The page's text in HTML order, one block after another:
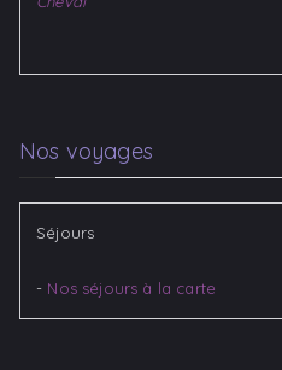
Nos voyages
Séjours
- Nos séjours à la carte